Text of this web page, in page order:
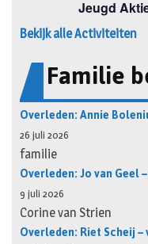
Bekijk alle Activiteiten
Familie
Overleden: Annie
26 juli 2026
familie
Overleden: Jo van Geel
9 juli 2026
Corine van Strien
Overleden: Riet Scheij –